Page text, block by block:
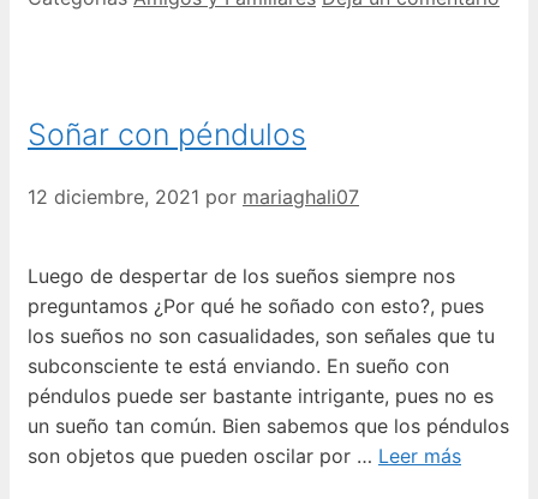
Soñar con péndulos
12 diciembre, 2021 por mariaghali07
Luego de despertar de los sueños siempre nos
preguntamos ¿Por qué he soñado con esto?, pues
los sueños no son casualidades, son señales que tu
subconsciente te está enviando. En sueño con
péndulos puede ser bastante intrigante, pues no es
un sueño tan común. Bien sabemos que los péndulos
son objetos que pueden oscilar por … Leer más